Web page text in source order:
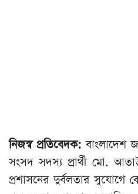
নিজস্ব প্রতিবেদক: বাংলাদেশ
সংসদ সদস্য প্রার্থী মো.
প্রশাসনের দুর্বলতার সুযোগে